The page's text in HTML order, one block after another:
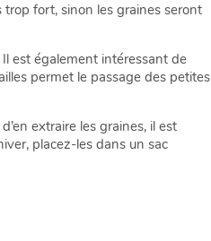
trop fort, sinon les graines seront
Il est également intéressant de
permet le passage des petites
extraire les graines, il est
placez-les dans un sac